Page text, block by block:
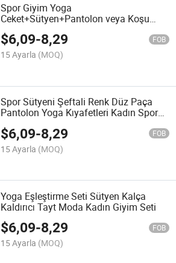
Spor Giyim Yoga
Ceket+Sütyen+Pantolon veya Koşu
Taytları Uyumlu Kadın Kıyafetleri
$6,09-8,29 FOB
15 Ayarla (MOQ)
Spor Sütyeni Şeftali Renk Düz Paça
Pantolon Yoga Kıyafetleri Kadın Spor
$6,09-8,29 FOB
15 Ayarla (MOQ)
Yoga Eşleştirme Seti Sütyen Kalça
Kaldırıcı Tayt Moda Kadın Giyim Seti
$6,09-8,29 FOB
15 Ayarla (MOQ)